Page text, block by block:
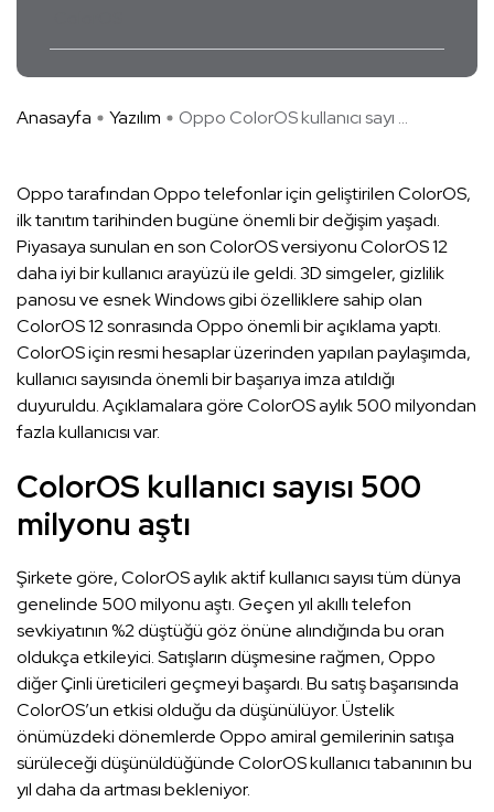
Anasayfa Yazılım Oppo ColorOS kullanıcı sayı ...
Oppo tarafından Oppo telefonlar için geliştirilen ColorOS,
ilk tanıtım tarihinden bugüne önemli bir değişim yaşadı.
Piyasaya sunulan en son ColorOS versiyonu ColorOS 12
daha iyi bir kullanıcı arayüzü ile geldi. 3D simgeler, gizlilik
panosu ve esnek Windows gibi özelliklere sahip olan
ColorOS 12 sonrasında Oppo önemli bir açıklama yaptı.
ColorOS için resmi hesaplar üzerinden yapılan paylaşımda,
kullanıcı sayısında önemli bir başarıya imza atıldığı
duyuruldu. Açıklamalara göre ColorOS aylık 500 milyondan
fazla kullanıcısı var.
ColorOS kullanıcı sayısı 500
milyonu aştı
Şirkete göre, ColorOS aylık aktif kullanıcı sayısı tüm dünya
genelinde 500 milyonu aştı. Geçen yıl akıllı telefon
sevkiyatının %2 düştüğü göz önüne alındığında bu oran
oldukça etkileyici. Satışların düşmesine rağmen, Oppo
diğer Çinli üreticileri geçmeyi başardı. Bu satış başarısında
ColorOS’un etkisi olduğu da düşünülüyor. Üstelik
önümüzdeki dönemlerde Oppo amiral gemilerinin satışa
sürüleceği düşünüldüğünde ColorOS kullanıcı tabanının bu
yıl daha da artması bekleniyor.